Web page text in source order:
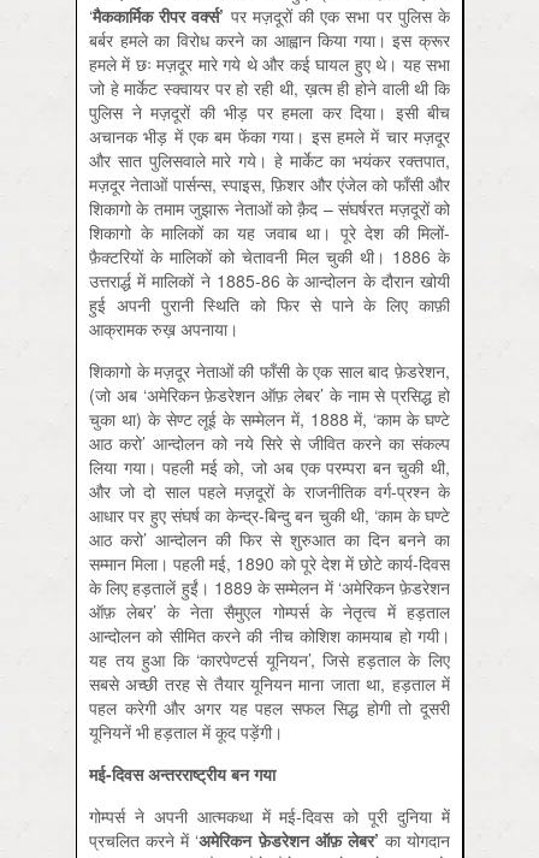
‘मैककार्मिक रीपर वर्क्स’ पर मज़दूरों की एक सभा पर पुलिस के
बर्बर हमले का विरोध करने का आह्वान किया गया। इस क्रूर
हमले में छः मज़दूर मारे गये थे और कई घायल हुए थे। यह सभा
जो हे मार्केट स्क्वायर पर हो रही थी, ख़त्म ही होने वाली थी कि
पुलिस ने मज़दूरों की भीड़ पर हमला कर दिया। इसी बीच
अचानक भीड़ में एक बम फेंका गया। इस हमले में चार मज़दूर
और सात पुलिसवाले मारे गये। हे मार्केट का भयंकर रक्तपात,
मज़दूर नेताओं पार्सन्स, स्पाइस, फ़िशर और एंजेल को फाँसी और
शिकागो के तमाम जुझारू नेताओं को क़ैद – संघर्षरत मज़दूरों को
शिकागो के मालिकों का यह जवाब था। पूरे देश की मिलों-
फ़ैक्टरियों के मालिकों को चेतावनी मिल चुकी थी। 1886 के
उत्तरार्द्ध में मालिकों ने 1885-86 के आन्दोलन के दौरान खोयी
हुई अपनी पुरानी स्थिति को फिर से पाने के लिए काफ़ी
आक्रामक रुख़ अपनाया।
शिकागो के मज़दूर नेताओं की फाँसी के एक साल बाद फ़ेडरेशन,
(जो अब ‘अमेरिकन फ़ेडरेशन ऑफ़ लेबर’ के नाम से प्रसिद्ध हो
चुका था) के सेण्ट लूई के सम्मेलन में, 1888 में, ‘काम के घण्टे
आठ करो’ आन्दोलन को नये सिरे से जीवित करने का संकल्प
लिया गया। पहली मई को, जो अब एक परम्परा बन चुकी थी,
और जो दो साल पहले मज़दूरों के राजनीतिक वर्ग-प्रश्न के
आधार पर हुए संघर्ष का केन्द्र-बिन्दु बन चुकी थी, ‘काम के घण्टे
आठ करो’ आन्दोलन की फिर से शुरुआत का दिन बनने का
सम्मान मिला। पहली मई, 1890 को पूरे देश में छोटे कार्य-दिवस
के लिए हड़तालें हुईं। 1889 के सम्मेलन में ‘अमेरिकन फ़ेडरेशन
ऑफ़ लेबर’ के नेता सैमुएल गोम्पर्स के नेतृत्व में हड़ताल
आन्दोलन को सीमित करने की नीच कोशिश कामयाब हो गयी।
यह तय हुआ कि ‘कारपेण्टर्स यूनियन’, जिसे हड़ताल के लिए
सबसे अच्छी तरह से तैयार यूनियन माना जाता था, हड़ताल में
पहल करेगी और अगर यह पहल सफल सिद्ध होगी तो दूसरी
यूनियनें भी हड़ताल में कूद पड़ेंगी।
मई-दिवस अन्तरराष्ट्रीय बन गया
गोम्पर्स ने अपनी आत्मकथा में मई-दिवस को पूरी दुनिया में
प्रचलित करने में ‘अमेरिकन फ़ेडरेशन ऑफ़ लेबर’ का योगदान